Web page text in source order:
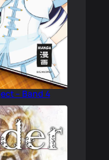
– Band 4